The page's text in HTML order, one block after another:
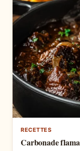
RECETTES
Carbonade